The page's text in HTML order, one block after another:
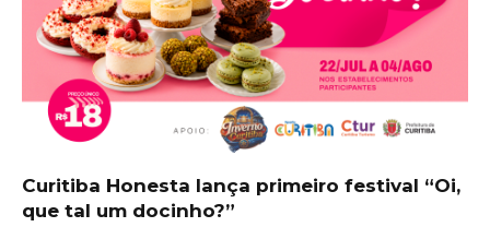
Curitiba Honesta lança primeiro festival “Oi,
que tal um docinho?”